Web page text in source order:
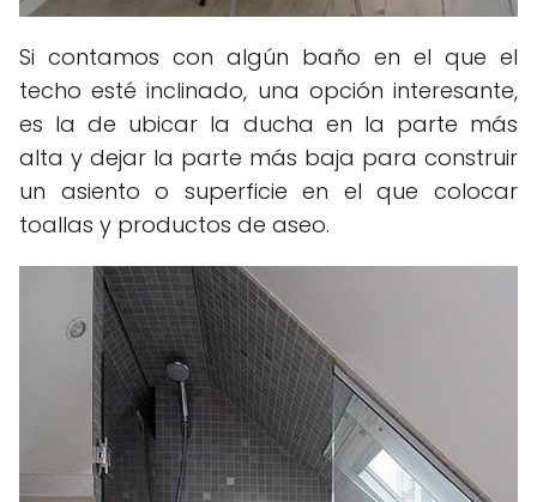
Si contamos con algún baño en el que el
techo esté inclinado, una opción interesante,
es la de ubicar la ducha en la parte más
alta y dejar la parte más baja para construir
un asiento o superficie en el que colocar
toallas y productos de aseo.